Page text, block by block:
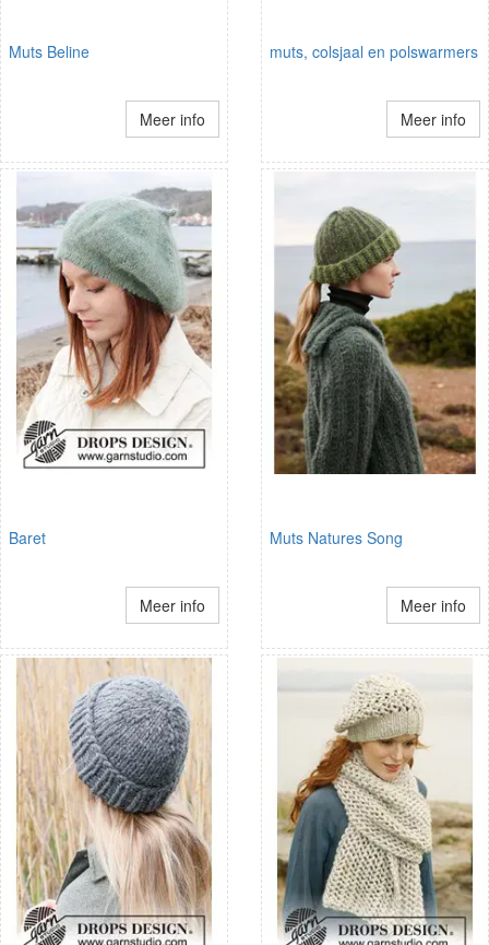
Muts Beline
Meer info
muts, colsjaal en polswarmers
Meer info
Baret
Meer info
Muts Natures Song
Meer info